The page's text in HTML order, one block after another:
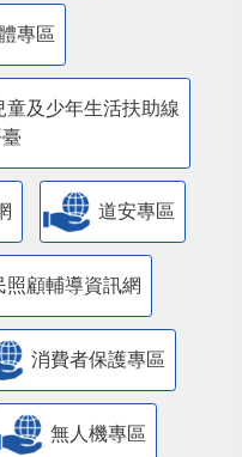
專區
及少年生活扶助線
臺
道安專區
顧輔導資訊網
消費者保護專區
無人機專區